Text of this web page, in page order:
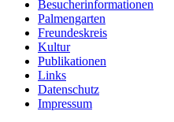
Besucherinformationen
Palmengarten
Freundeskreis
Kultur
Publikationen
Links
Datenschutz
Impressum